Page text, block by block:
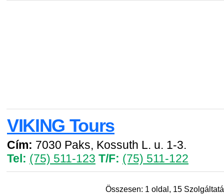
VIKING Tours
Cím: 7030 Paks, Kossuth L. u. 1-3.
Tel: (75) 511-123 T/F: (75) 511-122
Összesen: 1 oldal, 15